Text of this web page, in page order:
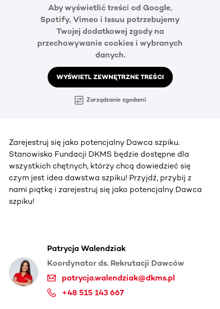
Aby wyświetlić treści od Google,
Spotify, Vimeo i Issuu potrzebujemy
Twojej dodatkowej zgody na
przechowywanie cookies i wybranych
danych.
WYŚWIETL ZEWNĘTRZNE TREŚCI
Zarządzanie zgodami
Zarejestruj się jako potencjalny Dawca szpiku.
Stanowisko Fundacji DKMS będzie dostępne dla
wszystkich chętnych, którzy chcą dowiedzieć się
czym jest idea dawstwa szpiku! Przyjdź, przybij z
nami piątkę i zarejestruj się jako potencjalny Dawca
szpiku!
Patrycja Walendziak
Koordynator ds. Rekrutacji Dawców
patrycja.walendziak@dkms.pl
+48 515 143 667